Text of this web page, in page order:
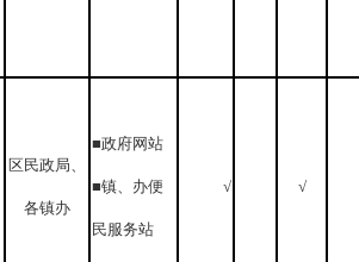
区民政局、
各镇办
■政府网站
■镇、办便
民服务站
√ √